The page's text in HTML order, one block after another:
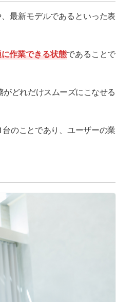
最新モデルであるといった表
作業できる状態であることで
どれだけスムーズにこなせる
のことであり、ユーザーの業